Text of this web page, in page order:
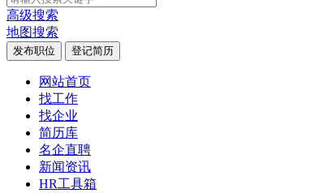
高级搜索
地图搜索
发布职位 登记简历
网站首页
找工作
找企业
简历库
名企直聘
新闻资讯
HR工具箱